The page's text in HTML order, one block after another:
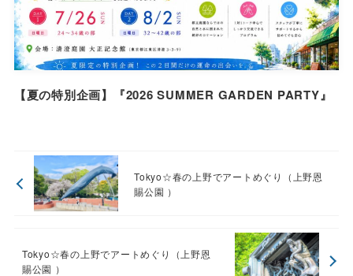
【夏の特別企画】『2026 SUMMER GARDEN PARTY』
Tokyo☆春の上野でアートめぐり（上野恩
賜公園 ）
Tokyo☆春の上野でアートめぐり（上野恩
賜公園 ）